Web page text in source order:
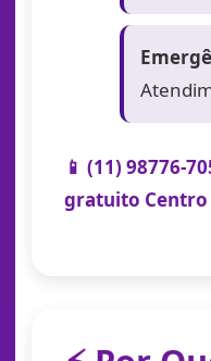
📱 (11) 98776-
gratuito Centro